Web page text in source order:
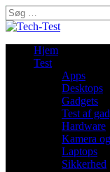
Søg
efter:
Hjem
Test
Apps
Desktops
Gadgets
Test af
Hardware
Kamera
Laptops
Sikkerhed